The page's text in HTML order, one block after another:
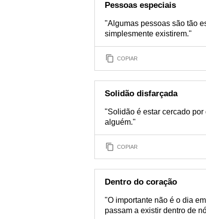
Pessoas especiais
"Algumas pessoas são tão
simplesmente existirem."
COPIAR
Solidão disfarçada
"Solidão é estar cercado
alguém."
COPIAR
Dentro do coração
"O importante não é o dia
passam a existir dentro de